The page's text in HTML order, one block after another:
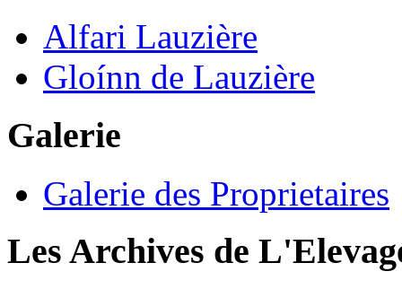
Alfari Lauzière
Gloínn de Lauzière
Galerie
Galerie des Proprietaires
Les Archives de